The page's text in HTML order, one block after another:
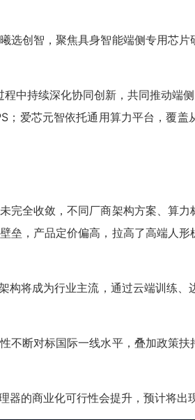
创智，聚焦具身智能端侧专用芯
中持续深化协同创新，共同推动端
爱芯元智依托通用算力平台，覆
全收敛，不同厂商架构方案、算
，产品定价偏高，拉高了高端人
将成为行业主流，通过云端训练
断对标国际一线水平，叠加政策
的商业化可行性会提升，预计将出